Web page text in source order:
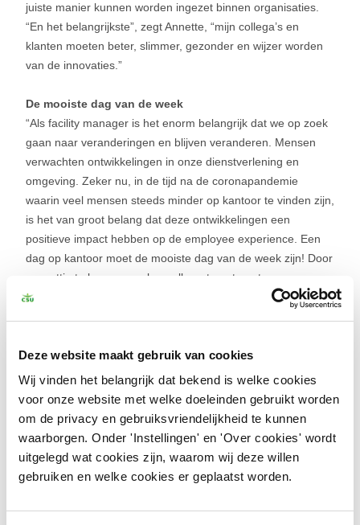
Deze website maakt gebruik van cookies
Wij vinden het belangrijk dat bekend is welke cookies
voor onze website met welke doeleinden gebruikt worden
om de privacy en gebruiksvriendelijkheid te kunnen
waarborgen. Onder 'Instellingen' en 'Over cookies' wordt
uitgelegd wat cookies zijn, waarom wij deze willen
gebruiken en welke cookies er geplaatst worden.
juiste manier kunnen worden ingezet binnen organisaties.
“En het belangrijkste”, zegt Annette, “mijn collega’s en
klanten moeten beter, slimmer, gezonder en wijzer worden
van de innovaties.”
De mooiste dag van de week
“Als facility manager is het enorm belangrijk dat we op zoek
gaan naar veranderingen en blijven veranderen. Mensen
verwachten ontwikkelingen in onze dienstverlening en
omgeving. Zeker nu, in de tijd na de coronapandemie
waarin veel mensen steeds minder op kantoor te vinden zijn,
is het van groot belang dat deze ontwikkelingen een
positieve impact hebben op de employee experience. Een
dag op kantoor moet de mooiste dag van de week zijn! Door
er prettig te kunnen werken, elkaar te ontmoeten en samen
leuke dingen mee te maken. Daarmee dragen we vanuit de
Facility services als community builder
“Het is voor bedrijven en hun medewerkers blijvend van
belang om gezamenlijk te ontwikkelen, met elkaar te
netwerken, sociale en professionele banden aan te trekken.
Ook thuis achter je computerscherm moet je weten dat je
onderdeel bent van het team en de organisatie. Voor
community building bijvoorbeeld, met de uitgebreide
elkaar weer informeel ontmoeten.